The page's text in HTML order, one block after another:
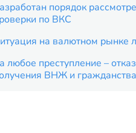
порядок
по ВКС
на валютном рынке
любое преступление –
ВНЖ и гражданства